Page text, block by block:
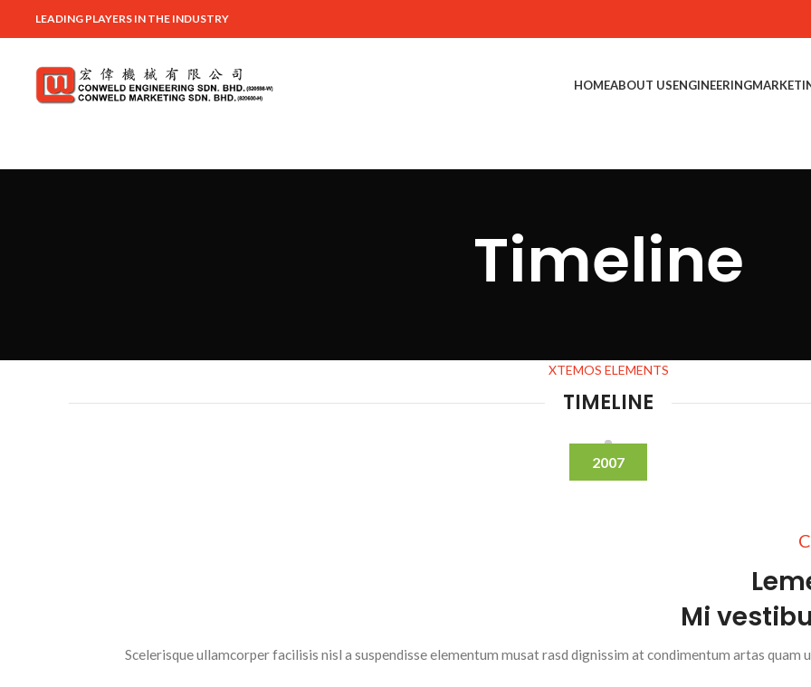
LEADING PLAYERS IN THE INDUSTRY
HOMEABOUT USENGINEERING
Timeline
XTEMOS ELEMENTS
TIMELINE
2007
Mi
Scelerisque ullamcorper facilisis nisl a suspendisse elementum musat rasd dignissim at condimentum artas quam